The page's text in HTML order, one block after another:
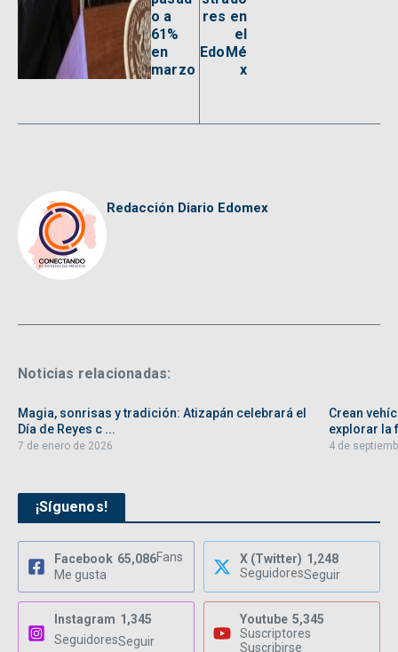
o a
61%
en
marzo
res en
el
EdoMé
x
Redacción Diario Edomex
Noticias relacionadas:
Magia, sonrisas y tradición: Atizapán celebrará el
Día de Reyes c ...
7 de enero de 2026
Crean
explorar la
4 de
¡Síguenos!
Facebook 65,086Fans
Me gusta
X (Twitter) 1,248
SeguidoresSeguir
Instagram 1,345
SeguidoresSeguir
Youtube 5,345
Suscriptores
Suscribirse